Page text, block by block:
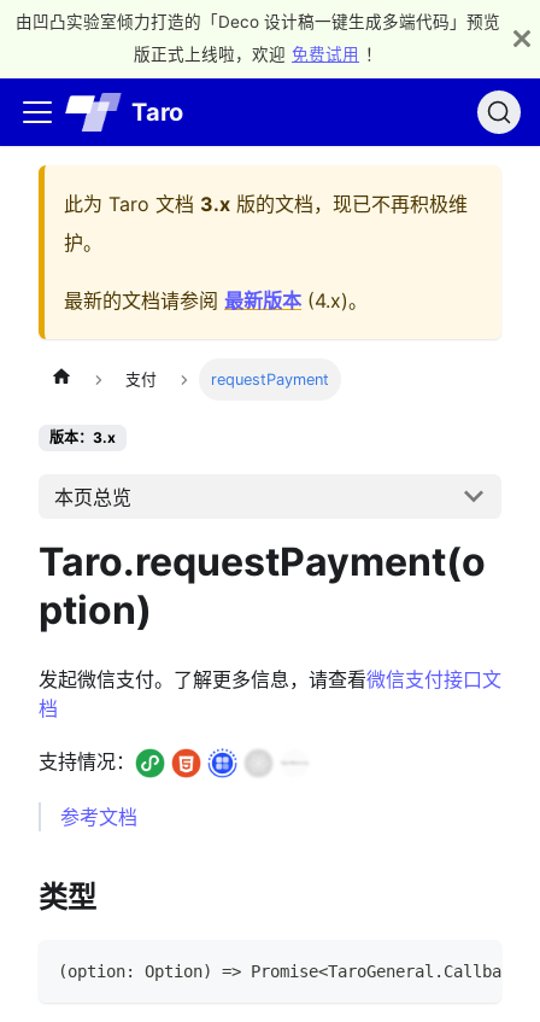
由凹凸实验室倾力打造的「Deco 设计稿一键生成多端代码」预览
版正式上线啦，欢迎 免费试用 ！
Taro
此为 Taro 文档 3.x 版的文档，现已不再积极维
护。
最新的文档请参阅 最新版本 (4.x)。
支付 requestPayment
版本：3.x
本页总览
Taro.requestPayment(o
ption)
发起微信支付。了解更多信息，请查看微信支付接口文
档
支持情况：
参考文档
类型
(option: Option) => Promise<TaroGeneral .